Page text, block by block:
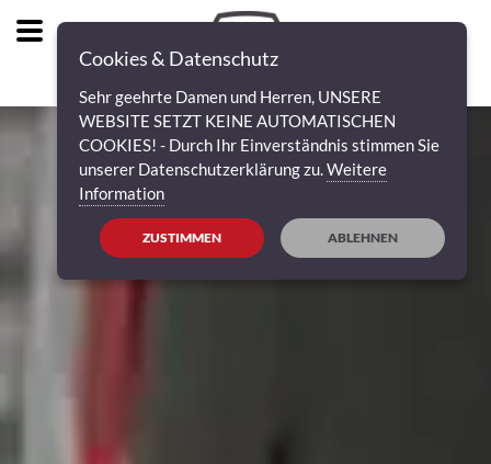
Cookies & Datenschutz
Sehr geehrte Damen und Herren, UNSERE
WEBSITE SETZT KEINE AUTOMATISCHEN
COOKIES! - Durch Ihr Einverständnis stimmen Sie
unserer Datenschutzerklärung zu.Weitere
Information
ZUSTIMMEN ABLEHNEN